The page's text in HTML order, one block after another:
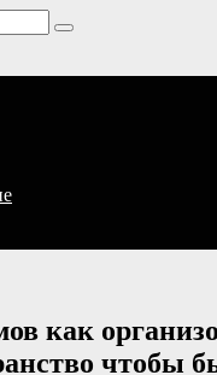
как
чтобы